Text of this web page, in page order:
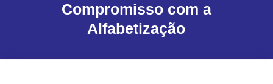
Compromisso com a
Alfabetização